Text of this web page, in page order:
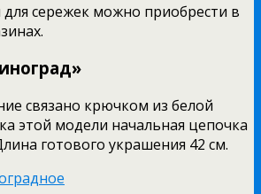
сережек можно приобрести в
связано крючком из белой
этой модели начальная цепочка
готового украшения 42 см.